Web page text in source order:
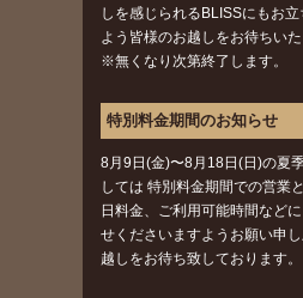
しを感じられるBLISSにもお
よう皆様のお越しをお待ちい
※無くなり次第終了します。
特別料金期間のお知らせ
8月9日(金)〜8月18日(日)の夏
しては 特別料金期間での営業
日料金、ご利用可能時間など
せくださいますようお願い申
越しをお待ち致しております。